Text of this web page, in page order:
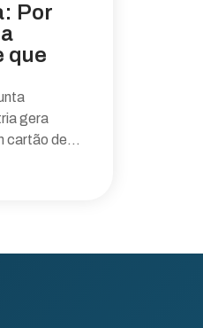
Por
que
gera
cartão de...